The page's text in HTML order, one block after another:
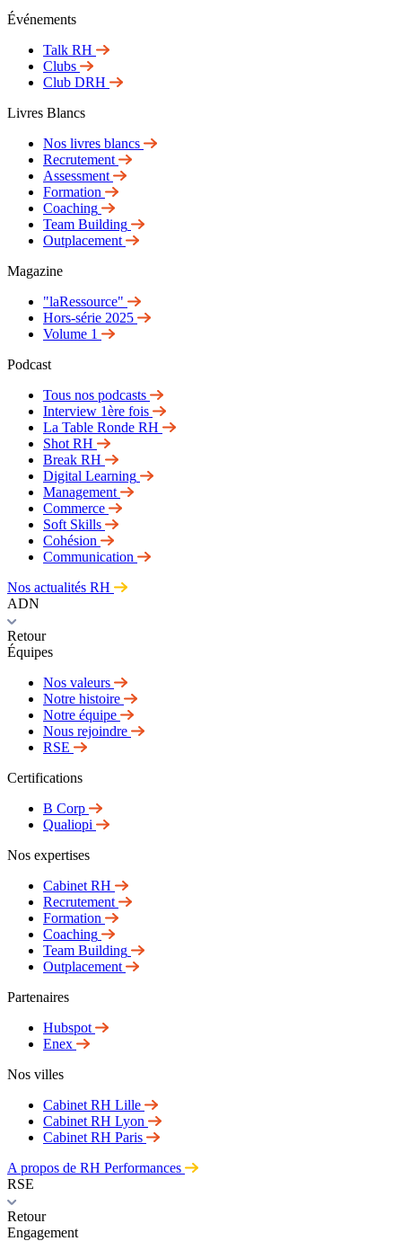
Événements
Talk RH
Clubs
Club DRH
Livres Blancs
Nos livres blancs
Recrutement
Assessment
Formation
Coaching
Team Building
Outplacement
Magazine
"laRessource"
Hors-série 2025
Volume 1
Podcast
Tous nos podcasts
Interview 1ère fois
La Table Ronde RH
Shot RH
Break RH
Digital Learning
Management
Commerce
Soft Skills
Cohésion
Communication
Nos actualités RH
ADN
Retour
Équipes
Nos valeurs
Notre histoire
Notre équipe
Nous rejoindre
RSE
Certifications
B Corp
Qualiopi
Nos expertises
Cabinet RH
Recrutement
Formation
Coaching
Team Building
Outplacement
Partenaires
Hubspot
Enex
Nos villes
Cabinet RH Lille
Cabinet RH Lyon
Cabinet RH Paris
A propos de RH Performances
RSE
Retour
Engagement